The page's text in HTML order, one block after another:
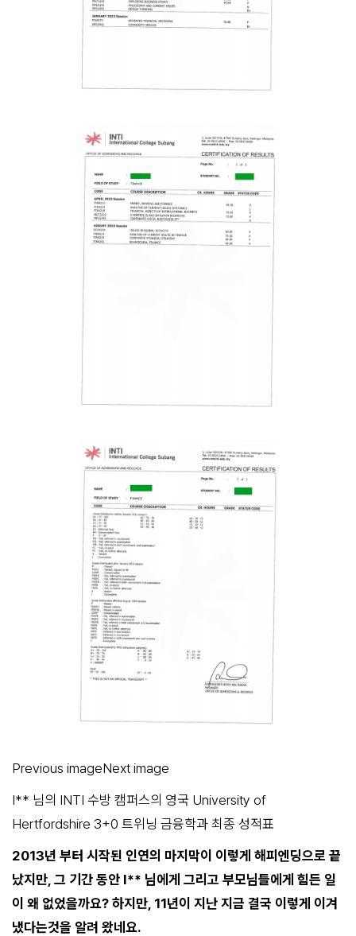
Previous imageNext image
I** 님의 INTI 수방 캠퍼스의 영국 University of
Hertfordshire 3+0 트위닝 금융학과 최종 성적표
2013년 부터 시작된 인연의 마지막이 이렇게 해피엔딩으로 끝
났지만, 그 기간 동안 I** 님에게 그리고 부모님들에게 힘든 일
이 왜 없었을까요? 하지만, 11년이 지난 지금 결국 이렇게 이겨
냈다는것을 알려 왔네요.